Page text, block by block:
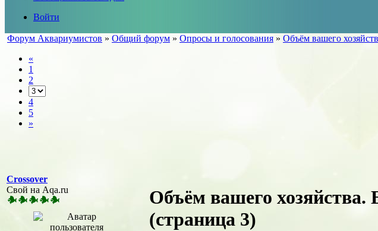
Войти
Форум Аквариумистов » Общий форум » Опросы и голосования » Объём вашего
«
1
2
4
5
»
Crossover
Свой на Aqa.ru
Объём вашего
(страница 3)